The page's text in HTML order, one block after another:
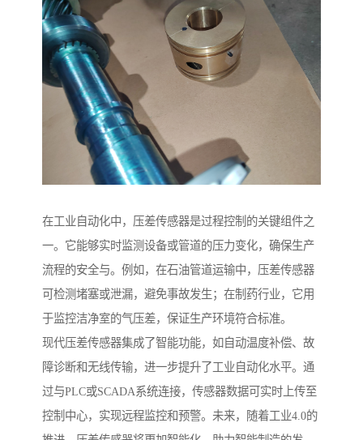
在工业自动化中，压差传感器是过程控制的关键组件之
一。它能够实时监测设备或管道的压力变化，确保生产
流程的安全与。例如，在石油管道运输中，压差传感器
可检测堵塞或泄漏，避免事故发生；在制药行业，它用
于监控洁净室的气压差，保证生产环境符合标准。
现代压差传感器集成了智能功能，如自动温度补偿、故
障诊断和无线传输，进一步提升了工业自动化水平。通
过与PLC或SCADA系统连接，传感器数据可实时上传至
控制中心，实现远程监控和预警。未来，随着工业4.0的